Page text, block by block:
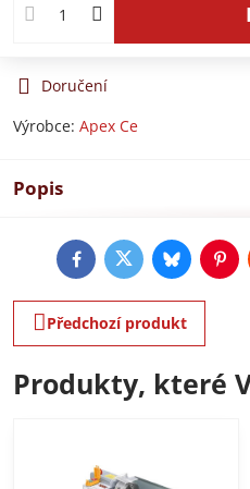
Doručení
Výrobce: Apex Ce
Popis
FacebookTwitterBluesky
Předchozí produkt
Produkty, které